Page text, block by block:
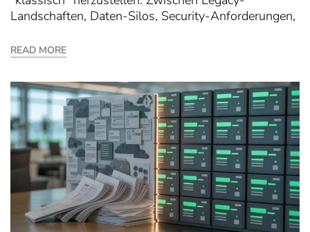
Landschaften, Daten-Silos, Security-Anforderungen,
READ MORE